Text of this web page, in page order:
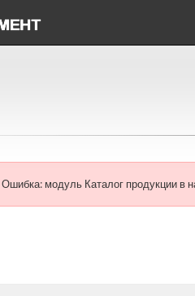
Ошибка: модуль Каталог продукции в